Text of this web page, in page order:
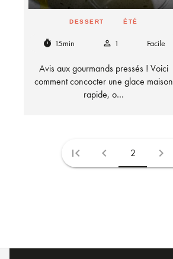
DESSERT ÉTÉ
timer 15min person_outline 1 Facile
Avis aux gourmands pressés ! Voici
comment concocter une glace maison
rapide, o…
first_page chevron_left 2 chevron_right